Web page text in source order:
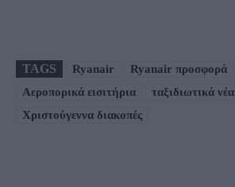
TAGS Ryanair
Ryanair προσφορά
Αεροπορικά εισιτήρια
ταξιδιωτικά νέα
Χριστούγεννα διακοπές